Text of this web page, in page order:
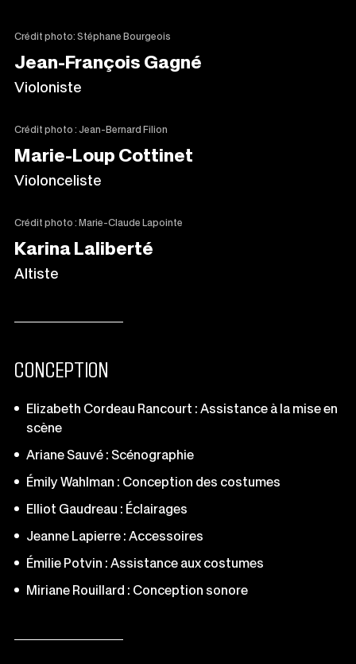
Crédit photo: Stéphane Bourgeois
Jean-François Gagné
Violoniste
Crédit photo : Jean-Bernard Filion
Marie-Loup Cottinet
Violonceliste
Crédit photo : Marie-Claude Lapointe
Karina Laliberté
Altiste
CONCEPTION
Elizabeth Cordeau Rancourt : Assistance à la mise en
scène
Ariane Sauvé : Scénographie
Émily Wahlman : Conception des costumes
Elliot Gaudreau : Éclairages
Jeanne Lapierre : Accessoires
Émilie Potvin : Assistance aux costumes
Miriane Rouillard : Conception sonore